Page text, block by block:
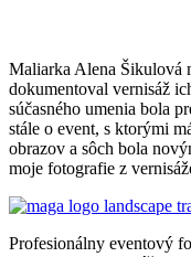
Maliarka Alena Šikulová
dokumentoval vernisáž
súčasného umenia bola
stále o event, s ktorými
obrazov a sôch bola
moje fotografie z
Profesionálny eventový